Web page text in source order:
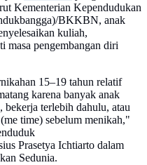
Kementerian Kependudukan
BKKBN, anak
kuliah,
masa pengembangan diri
15–19 tahun relatif
karena banyak anak
terlebih dahulu, atau
time) sebelum menikah,"
Prasetya Ichtiarto dalam
Sedunia.